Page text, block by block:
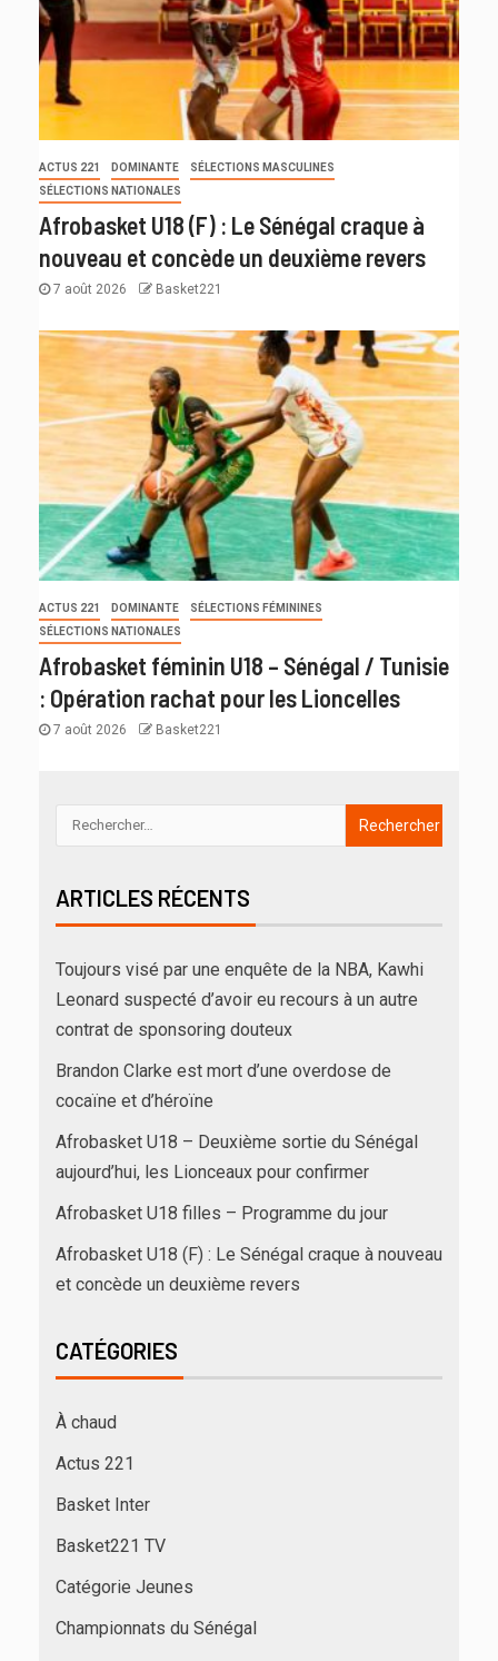
ACTUS 221 DOMINANTE
SÉLECTIONS MASCULINES
SÉLECTIONS NATIONALES
Afrobasket U18 (F) : Le Sénégal craque à
nouveau et concède un deuxième revers
7 août 2026 Basket221
ACTUS 221 DOMINANTE
SÉLECTIONS FÉMININES
SÉLECTIONS NATIONALES
Afrobasket féminin U18 – Sénégal / Tunisie
: Opération rachat pour les Lioncelles
7 août 2026 Basket221
ARTICLES RÉCENTS
Toujours visé par une enquête de la NBA, Kawhi
Leonard suspecté d’avoir eu recours à un autre
contrat de sponsoring douteux
Brandon Clarke est mort d’une overdose de
cocaïne et d’héroïne
Afrobasket U18 – Deuxième sortie du Sénégal
aujourd’hui, les Lionceaux pour confirmer
Afrobasket U18 filles – Programme du jour
Afrobasket U18 (F) : Le Sénégal craque à nouveau
et concède un deuxième revers
CATÉGORIES
À chaud
Actus 221
Basket Inter
Basket221 TV
Catégorie Jeunes
Championnats du Sénégal